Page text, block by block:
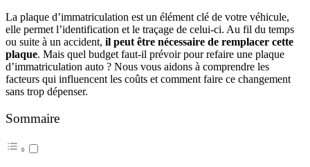
La plaque d’immatriculation est un élément clé de votre véhicule,
elle permet l’identification et le traçage de celui-ci. Au fil du temps
ou suite à un accident, il peut être nécessaire de remplacer cette
plaque. Mais quel budget faut-il prévoir pour refaire une plaque
d’immatriculation auto ? Nous vous aidons à comprendre les
facteurs qui influencent les coûts et comment faire ce changement
sans trop dépenser.
Sommaire